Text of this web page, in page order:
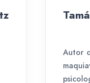
Autor